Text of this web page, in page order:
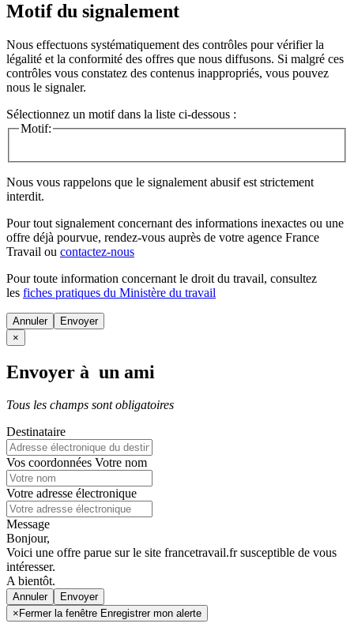
Motif du signalement
Nous effectuons systématiquement des contrôles pour vérifier la
légalité et la conformité des offres que nous diffusons. Si malgré ces
contrôles vous constatez des contenus inappropriés, vous pouvez
nous le signaler.
Sélectionnez un motif dans la liste ci-dessous :
Motif:
Nous vous rappelons que le signalement abusif est strictement
interdit.
Pour tout signalement concernant des informations inexactes ou une
offre déjà pourvue, rendez-vous auprès de votre agence France
Travail ou contactez-nous
Pour toute information concernant le droit du travail, consultez
les fiches pratiques du Ministère du travail
Annuler
×
Envoyer à un ami
Tous les champs sont obligatoires
Destinataire
Vos coordonnées Votre nom
Votre adresse électronique
Message
Bonjour,
Voici une offre parue sur le site francetravail.fr susceptible de vous
intéresser.
A bientôt.
Annuler
× Fermer la fenêtre Enregistrer mon alerte